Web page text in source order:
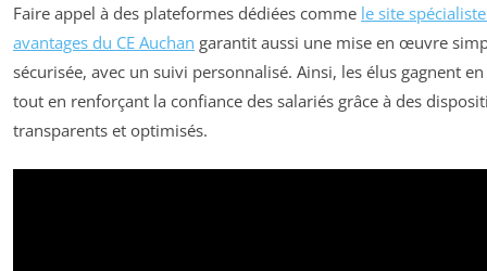
Faire appel à des plateformes dédiées comme le site
avantages du CE Auchan garantit aussi une mise en œuvre
sécurisée, avec un suivi personnalisé. Ainsi, les élus gagnent
tout en renforçant la confiance des salariés grâce à des
transparents et optimisés.